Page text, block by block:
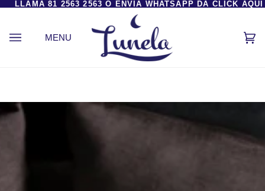
Ir
contenido
LLAMA81 2563 2563 O ENVÍA WHATSAPP DA CLICK AQUÍ
MENU
(0)